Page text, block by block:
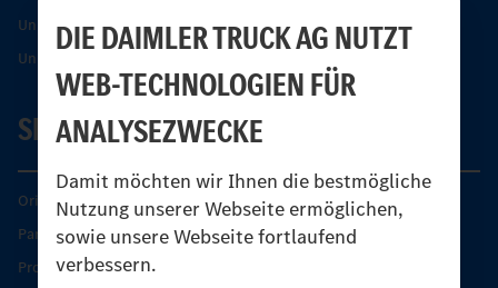
DIE DAIMLER TRUCK AG NUTZT
WEB-TECHNOLOGIEN FÜR
ANALYSEZWECKE
Damit möchten wir Ihnen die bestmögliche
Nutzung unserer Webseite ermöglichen,
sowie unsere Webseite fortlaufend
verbessern.
Unimog Partner-Portal
Unimog Sicherheit
SERVICE
Original-Teile
Partner finden
Produkt-Highlights